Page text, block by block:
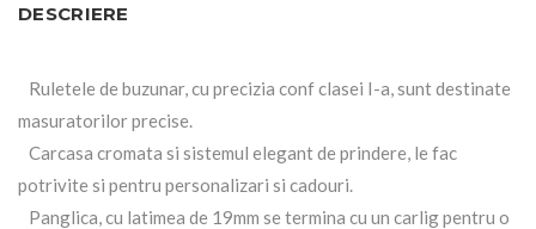
DESCRIERE
Ruletele de buzunar, cu precizia conf clasei I-a, sunt destinate
masuratorilor precise.
Carcasa cromata si sistemul elegant de prindere, le fac
potrivite si pentru personalizari si cadouri.
Panglica, cu latimea de 19mm se termina cu un carlig pentru o